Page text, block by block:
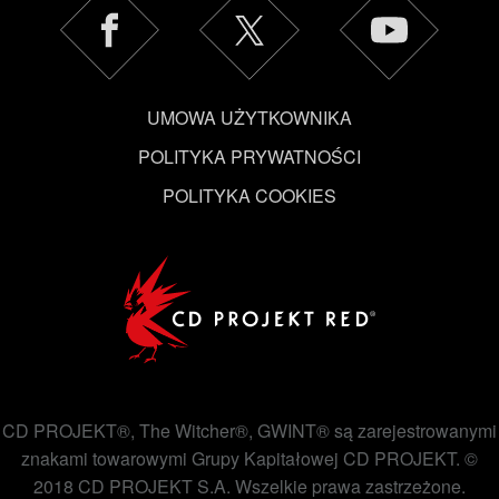
UMOWA UŻYTKOWNIKA
POLITYKA PRYWATNOŚCI
POLITYKA COOKIES
CD PROJEKT®, The Witcher®, GWINT® są zarejestrowanymi
znakami towarowymi Grupy Kapitałowej CD PROJEKT. ©
2018 CD PROJEKT S.A. Wszelkie prawa zastrzeżone.